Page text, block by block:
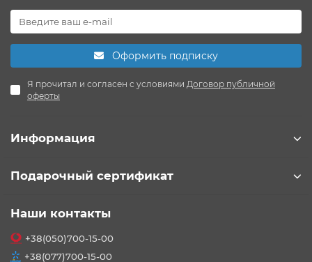
Оформить подписку
Я прочитал и согласен с условиями Договор публичной
оферты
Информация
Подарочный сертификат
Наши контакты
+38(050)700-15-00
+38(077)700-15-00